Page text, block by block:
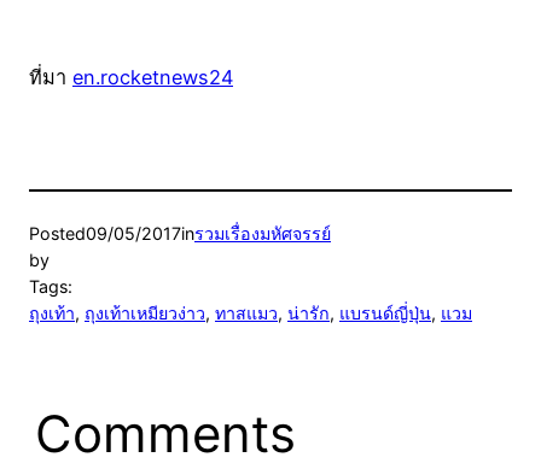
ที่มา en.rocketnews24
Posted09/05/2017inรวมเรื่องมหัศจรรย์
by
Tags:
ถุงเท้า, ถุงเท้าเหมียวง่าว, ทาสแมว, น่ารัก, แบรนด์ญี่ปุ่น, แวม
Comments